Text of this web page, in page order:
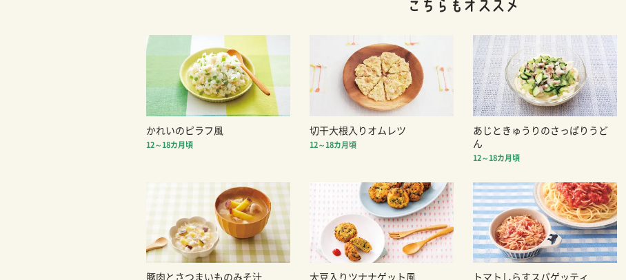
かれいのピラフ風
12～18カ月頃
切干大根入りオムレツ
12～18カ月頃
あじときゅうりのさっぱりうど
ん
12～18カ月頃
豚肉とさつまいものみそ汁 大豆入りツナナゲット風 トマトしらすスパゲッティ